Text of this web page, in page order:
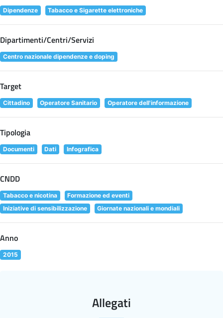
Dipendenze Tabacco e Sigarette elettroniche
Dipartimenti/Centri/Servizi
Centro nazionale dipendenze e doping
Target
Cittadino Operatore Sanitario Operatore dell'informazione
Tipologia
Documenti Dati Infografica
CNDD
Tabacco e nicotina
Formazione ed eventi
Iniziative di sensibilizzazione
Giornate nazionali e mondiali
Anno
2015
Allegati